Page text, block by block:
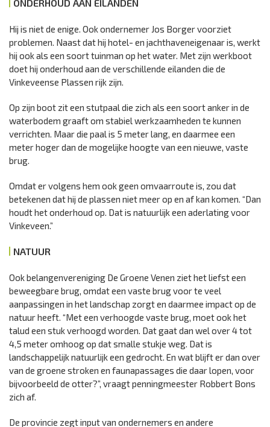
ONDERHOUD AAN EILANDEN
Hij is niet de enige. Ook ondernemer Jos Borger voorziet
problemen. Naast dat hij hotel- en jachthaveneigenaar is, werkt
hij ook als een soort tuinman op het water. Met zijn werkboot
doet hij onderhoud aan de verschillende eilanden die de
Vinkeveense Plassen rijk zijn.
Op zijn boot zit een stutpaal die zich als een soort anker in de
waterbodem graaft om stabiel werkzaamheden te kunnen
verrichten. Maar die paal is 5 meter lang, en daarmee een
meter hoger dan de mogelijke hoogte van een nieuwe, vaste
brug.
Omdat er volgens hem ook geen omvaarroute is, zou dat
betekenen dat hij de plassen niet meer op en af kan komen. “Dan
houdt het onderhoud op. Dat is natuurlijk een aderlating voor
Vinkeveen.”
NATUUR
Ook belangenvereniging De Groene Venen ziet het liefst een
beweegbare brug, omdat een vaste brug voor te veel
aanpassingen in het landschap zorgt en daarmee impact op de
natuur heeft. “Met een verhoogde vaste brug, moet ook het
talud een stuk verhoogd worden. Dat gaat dan wel over 4 tot
4,5 meter omhoog op dat smalle stukje weg. Dat is
landschappelijk natuurlijk een gedrocht. En wat blijft er dan over
van de groene stroken en faunapassages die daar lopen, voor
bijvoorbeeld de otter?”, vraagt penningmeester Robbert Bons
zich af.
De provincie zegt input van ondernemers en andere